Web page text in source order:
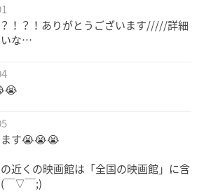
！？！ありがとうございます/////詳細
いな…
ます😭😭😭
近くの映画館は「全国の映画館」に含
(￣▽￣;)